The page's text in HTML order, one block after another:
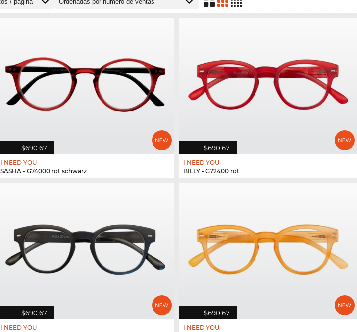
$690.67
I NEED YOU
SASHA - G74000 rot schwarz
$690.67
I NEED YOU
BILLY - G72400 rot
$690.67
I NEED YOU
$690.67
I NEED YOU